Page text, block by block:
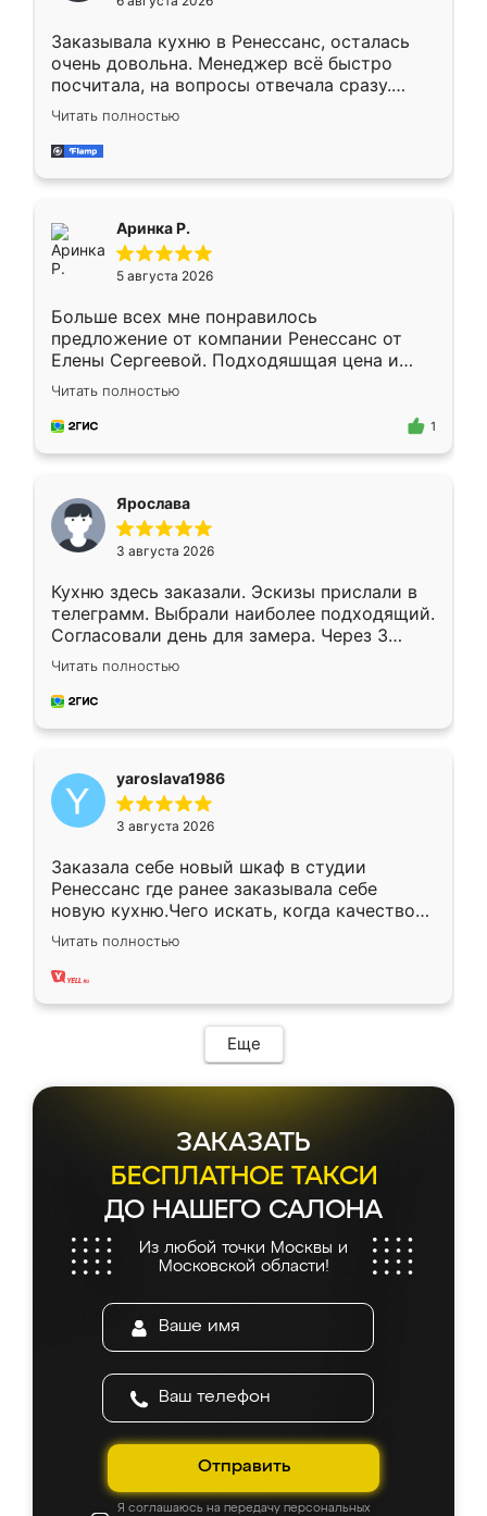
мебели буду заказывать только здесь.
Заказывала кухню в Ренессанс, осталась
очень довольна. Менеджер всё быстро
посчитала, на вопросы отвечала сразу.
Замерщик приехал в субботу, подошёл к
делу со всей ответственностью. Собрали
за день, ребята работали аккуратно, даже
Читать полностью
Аринка Р.
5 августа 2026
Больше всех мне понравилось
предложение от компании Ренессанс от
Елены Сергеевой. Подходяшщая цена и
короткие сроки изготовления. Приехавший
для замера сотрудник Владислав
предложил по моему эскизу самый
Читать полностью
1
Ярослава
3 августа 2026
Кухню здесь заказали. Эскизы прислали в
телеграмм. Выбрали наиболее подходящий.
Согласовали день для замера. Через 3
недели кухня была уже готова. Остались
довольны работой. Спасибо Ренессанс
мебель за качественную работу!
Читать полностью
yaroslava1986
3 августа 2026
Заказала себе новый шкаф в студии
Ренессанс где ранее заказывала себе
новую кухню.Чего искать, когда качеством
вполне довольна. Служит кухня уже почти
два года, нареканий нет.
Читать полностью
Еще
ЗАКАЗАТЬ
БЕСПЛАТНОЕ ТАКСИ
ДО НАШЕГО САЛОНА
Из любой точки Москвы и
Московской области!
Отправить
Я соглашаюсь на передачу персональных